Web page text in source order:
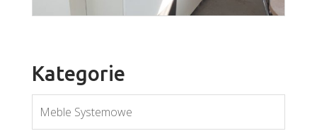
Kategorie
Meble Systemowe